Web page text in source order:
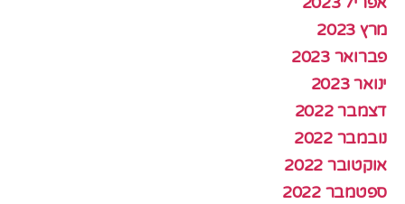
מרץ 2023
פברואר 2023
ינואר 2023
דצמבר 2022
נובמבר 2022
אוקטובר 2022
ספטמבר 2022